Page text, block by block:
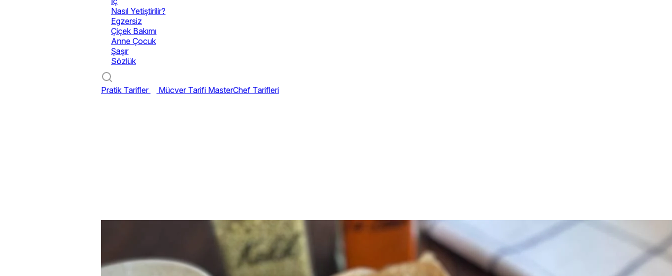
Nasıl Yetiştirilir?
Egzersiz
Çiçek Bakımı
Anne Çocuk
Şaşır
Sözlük
Pratik Tarifler Mücver Tarifi MasterChef Tarifleri